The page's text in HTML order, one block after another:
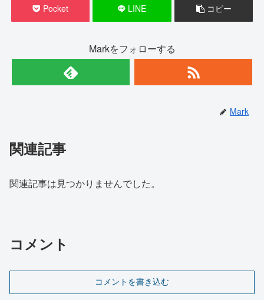
Pocket LINE コピー
Markをフォローする
Mark
関連記事
関連記事は見つかりませんでした。
コメント
コメントを書き込む